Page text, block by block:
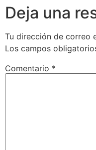
Deja una
Tu dirección de correo
Los campos
Comentario *